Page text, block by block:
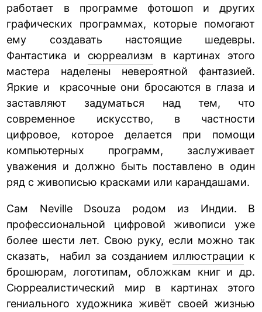
работает в программе фотошоп и других
графических программах, которые помогают
ему создавать настоящие шедевры.
Фантастика и сюрреализм в картинах этого
мастера наделены невероятной фантазией.
Яркие и красочные они бросаются в глаза и
заставляют задуматься над тем, что
современное искусство, в частности
цифровое, которое делается при помощи
компьютерных программ, заслуживает
уважения и должно быть поставлено в один
ряд с живописью красками или карандашами.
Сам Neville Dsouza родом из Индии. В
профессиональной цифровой живописи уже
более шести лет. Свою руку, если можно так
сказать, набил за созданием иллюстрации к
брошюрам, логотипам, обложкам книг и др.
Сюрреалистический мир в картинах этого
гениального художника живёт своей жизнью